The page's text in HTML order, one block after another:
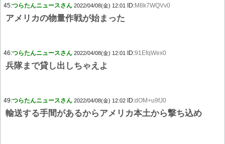
45:つらたんニュースさん 2022/04/08(金) 12:01 ID:M8k7WQVv0
アメリカの物量作戦が始まった
46:つらたんニュースさん 2022/04/08(金) 12:01 ID:91EfqWex0
兵隊まで貸し出しちゃえよ
49:つらたんニュースさん 2022/04/08(金) 12:02 ID:dOM+u9fJ0
輸送する手間があるからアメリカ本土から撃ち込め